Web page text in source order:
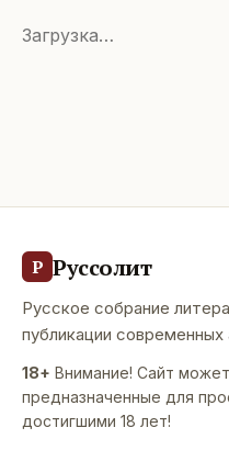
Загрузка…
Р Руссолит
Русское собрание
публикации современных
18+ Внимание! Сайт
предназначенные для
достигшими 18 лет!